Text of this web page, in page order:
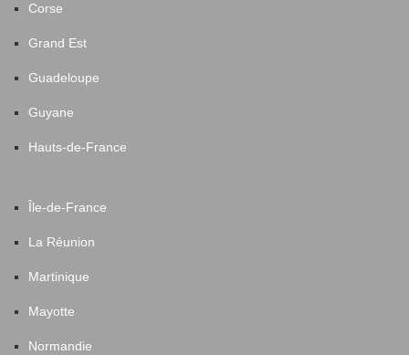
Corse
Grand Est
Guadeloupe
Guyane
Hauts-de-France
Île-de-France
La Réunion
Martinique
Mayotte
Normandie